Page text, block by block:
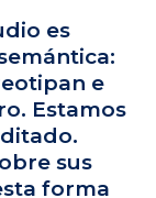
es
e
Estamos
sus
forma